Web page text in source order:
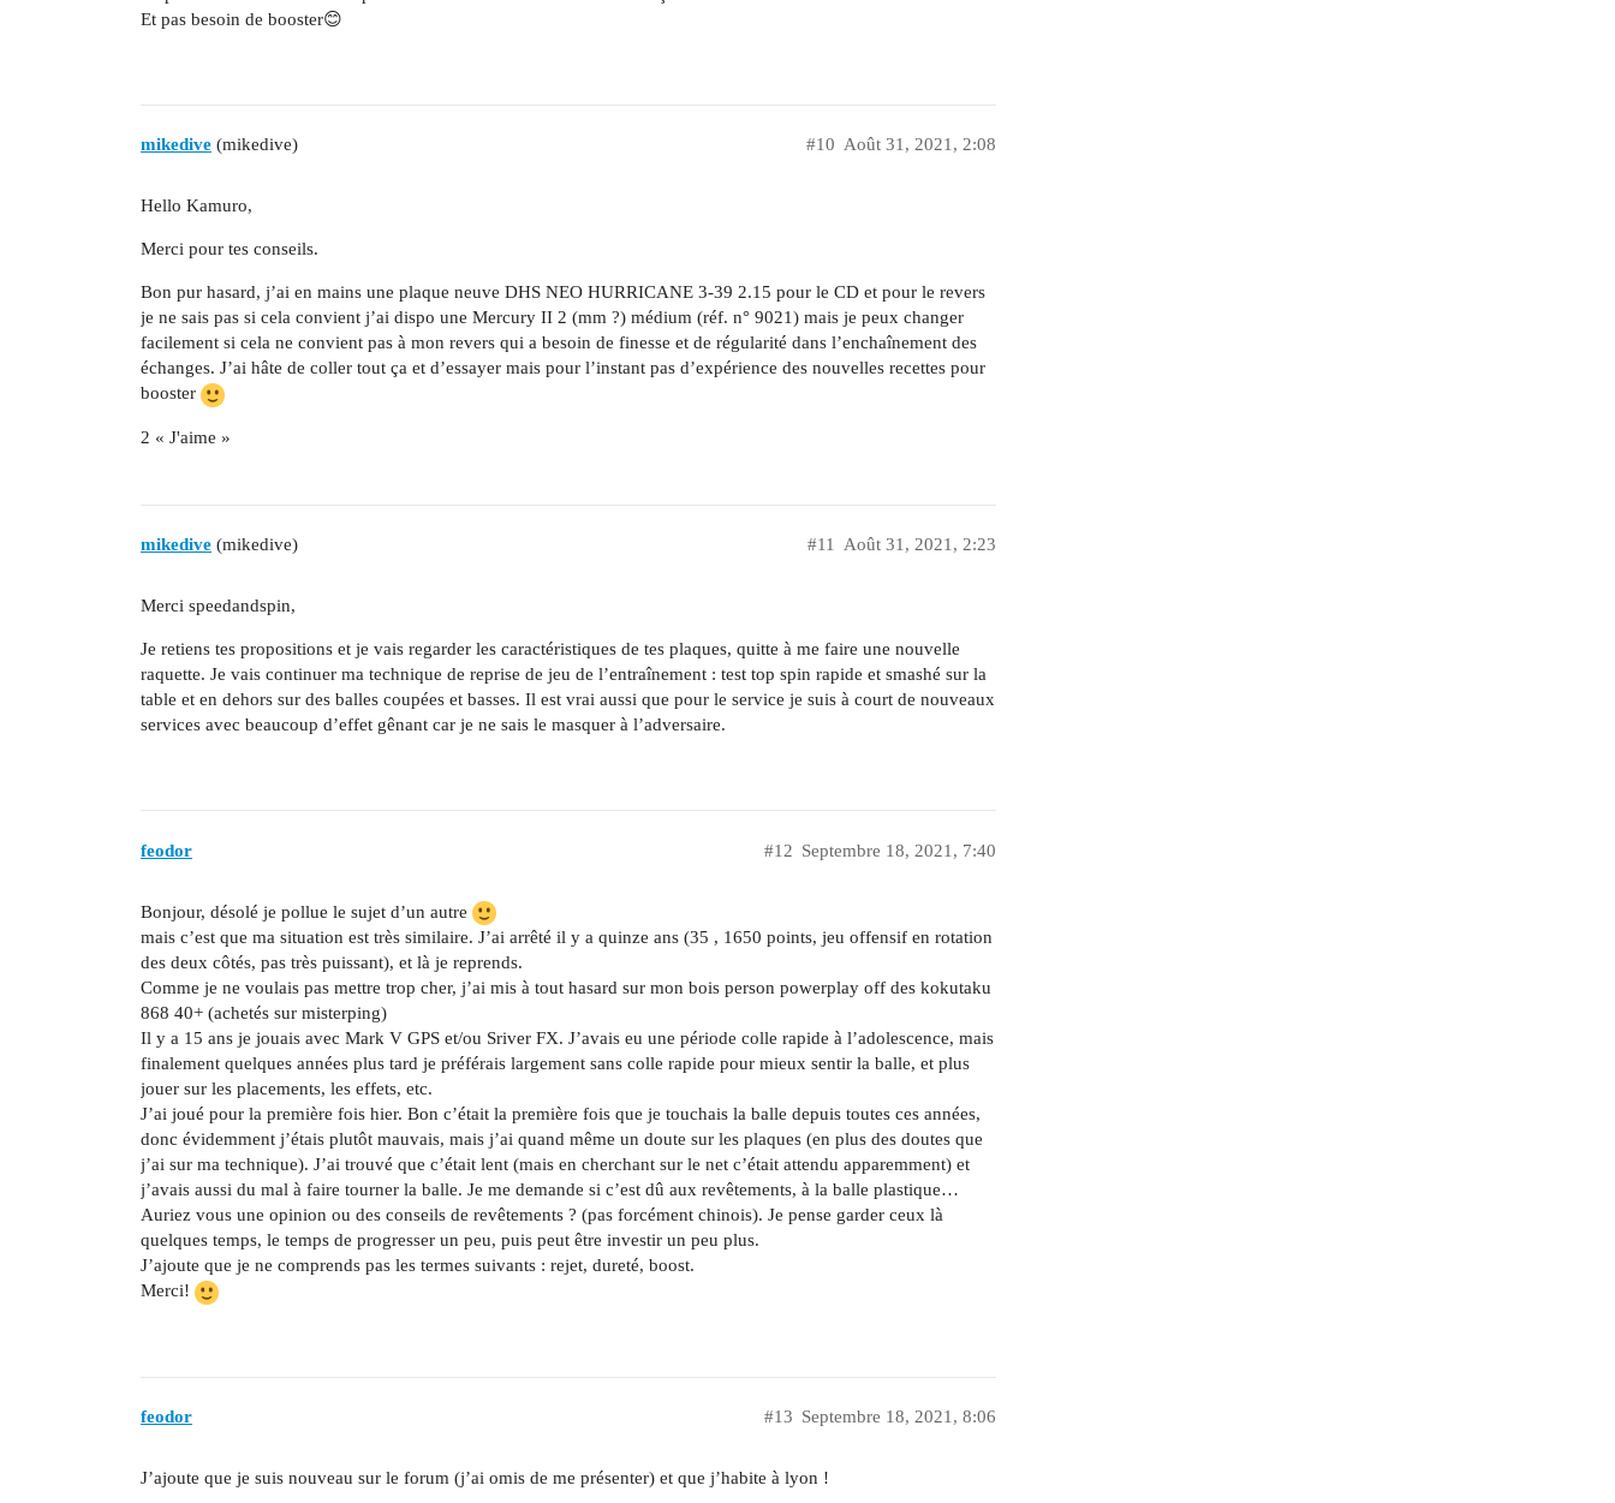
Et pas besoin de booster😊
mikedive (mikedive) Août 31, 2021, 2:08
#10
Hello Kamuro,
Merci pour tes conseils.
Bon pur hasard, j’ai en mains une plaque neuve DHS NEO HURRICANE 3-39 2.15 pour le CD et pour le revers
je ne sais pas si cela convient j’ai dispo une Mercury II 2 (mm ?) médium (réf. n° 9021) mais je peux changer
facilement si cela ne convient pas à mon revers qui a besoin de finesse et de régularité dans l’enchaînement des
échanges. J’ai hâte de coller tout ça et d’essayer mais pour l’instant pas d’expérience des nouvelles recettes pour
booster
2 « J'aime »
mikedive (mikedive) Août 31, 2021, 2:23
#11
Merci speedandspin,
Je retiens tes propositions et je vais regarder les caractéristiques de tes plaques, quitte à me faire une nouvelle
raquette. Je vais continuer ma technique de reprise de jeu de l’entraînement : test top spin rapide et smashé sur la
table et en dehors sur des balles coupées et basses. Il est vrai aussi que pour le service je suis à court de nouveaux
services avec beaucoup d’effet gênant car je ne sais le masquer à l’adversaire.
feodor Septembre 18, 2021, 7:40
#12
Bonjour, désolé je pollue le sujet d’un autre
mais c’est que ma situation est très similaire. J’ai arrêté il y a quinze ans (35 , 1650 points, jeu offensif en rotation
des deux côtés, pas très puissant), et là je reprends.
Comme je ne voulais pas mettre trop cher, j’ai mis à tout hasard sur mon bois person powerplay off des kokutaku
868 40+ (achetés sur misterping)
Il y a 15 ans je jouais avec Mark V GPS et/ou Sriver FX. J’avais eu une période colle rapide à l’adolescence, mais
finalement quelques années plus tard je préférais largement sans colle rapide pour mieux sentir la balle, et plus
jouer sur les placements, les effets, etc.
J’ai joué pour la première fois hier. Bon c’était la première fois que je touchais la balle depuis toutes ces années,
donc évidemment j’étais plutôt mauvais, mais j’ai quand même un doute sur les plaques (en plus des doutes que
j’ai sur ma technique). J’ai trouvé que c’était lent (mais en cherchant sur le net c’était attendu apparemment) et
j’avais aussi du mal à faire tourner la balle. Je me demande si c’est dû aux revêtements, à la balle plastique…
Auriez vous une opinion ou des conseils de revêtements ? (pas forcément chinois). Je pense garder ceux là
quelques temps, le temps de progresser un peu, puis peut être investir un peu plus.
J’ajoute que je ne comprends pas les termes suivants : rejet, dureté, boost.
Merci!
feodor Septembre 18, 2021, 8:06
#13
J’ajoute que je suis nouveau sur le forum (j’ai omis de me présenter) et que j’habite à lyon !